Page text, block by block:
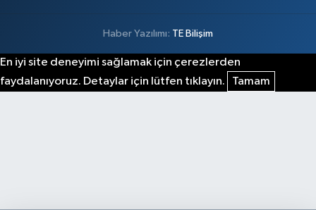
Haber Yazılımı: TE Bilişim
En iyi site deneyimi sağlamak için çerezlerden
faydalanıyoruz. Detaylar için lütfen tıklayın.
Tamam